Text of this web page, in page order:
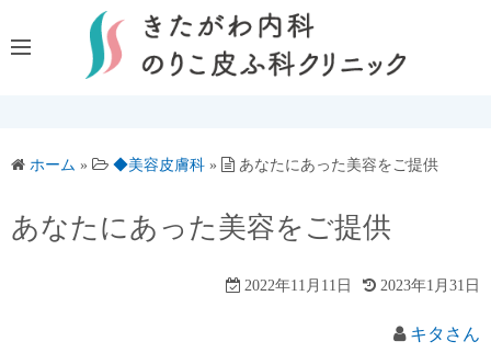
ン
ッ
ホーム » ◆美容皮膚科 » あなたにあった美容をご提供
あなたにあった美容をご提供
2022年11月11日 2023年1月31日
キタさん